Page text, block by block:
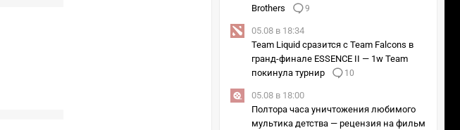
Brothers
9
05.08 в 18:34
Team Liquid сразится с Team Falcons в
гранд-финале ESSENCE II — 1w Team
покинула турнир
10
05.08 в 18:00
Полтора часа уничтожения любимого
мультика детства — рецензия на фильм